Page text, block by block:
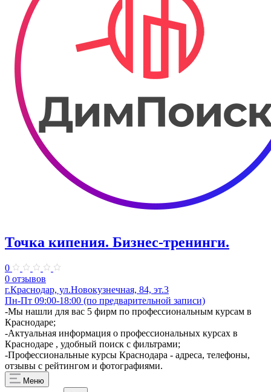
Точка кипения. ​Бизнес-тренинги.
0
0 отзывов
г.Краснодар, ул.Новокузнечная, 84, эт.3
Пн-Пт 09:00-18:00 ​(по предварительной записи)
-Мы нашли для вас 5 фирм по профессиональным курсам в
Краснодаре;
-Актуальная информация о профессиональных курсах в
Краснодаре , удобный поиск с фильтрами;
-Профессиональные курсы Краснодара - адреса, телефоны,
отзывы с рейтингом и фотографиями.
Меню